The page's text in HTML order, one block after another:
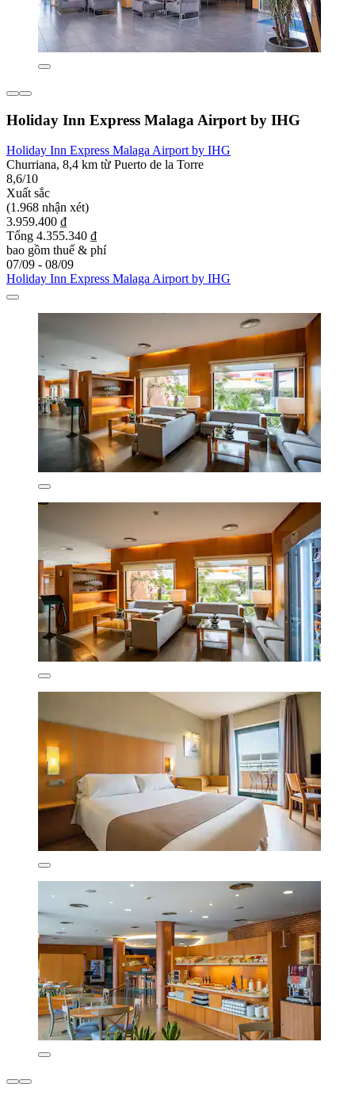
Holiday Inn Express Malaga Airport by IHG
Holiday Inn Express Malaga Airport by IHG
Churriana, 8,4 km từ Puerto de la Torre
8,6/10
Xuất sắc
(1.968 nhận xét)
3.959.400 ₫
Tổng 4.355.340 ₫
bao gồm thuế & phí
07/09 - 08/09
Holiday Inn Express Malaga Airport by IHG